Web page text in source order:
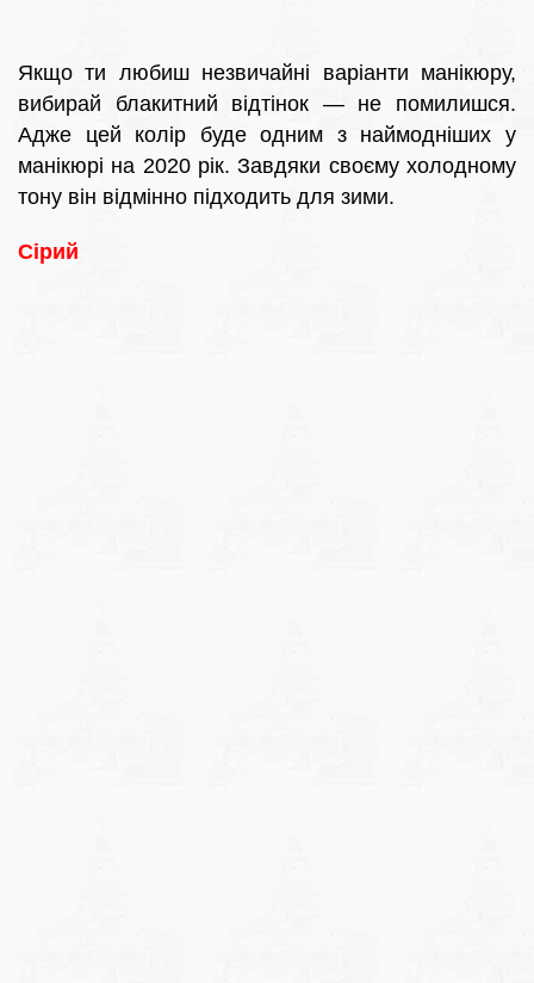
Якщо ти любиш незвичайні варіанти манікюру,
вибирай блакитний відтінок — не помилишся.
Адже цей колір буде одним з наймодніших у
манікюрі на 2020 рік. Завдяки своєму холодному
тону він відмінно підходить для зими.
Сірий